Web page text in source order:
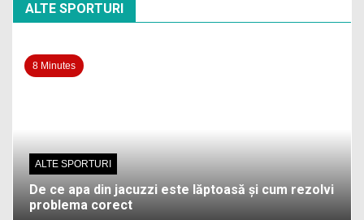
ALTE SPORTURI
8 Minutes
ALTE SPORTURI
De ce apa din jacuzzi este lăptoasă și cum rezolvi
problema corect